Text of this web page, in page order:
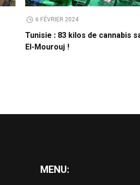
6 FÉVRIER 2024
Tunisie : 83 kilos de cannabis
El-Mourouj !
MENU: